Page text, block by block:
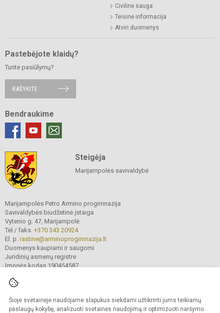
Šioje svetainėje naudojame slapukus siekdami užtikrinti jums teikiamų
paslaugų kokybę, analizuoti svetainės naudojimą ir optimizuoti naršymo
Civilinė sauga
Teisinė informacija
Atviri duomenys
Pastebėjote klaidų?
Turite pasiūlymų?
RAŠYKITE
Bendraukime
Steigėja
Marijampolės savivaldybė
Marijampolės Petro Armino progimnazija
Savivaldybės biudžetinė įstaiga
Vytenio g. 47, Marijampolė
Tel./ faks. +370 343 20924
El. p. rastine@arminoprogimnazija.lt
Duomenys kaupiami ir saugomi
Juridinių asmenų registre
Įmonės kodas 190454587
© 2026. Marijampolės Petro Armino progimnazija. Visos teisės saugomos.
Kopijuoti turinį be raštiško įstaigos administracijos sutikimo griežtai draudžiama.